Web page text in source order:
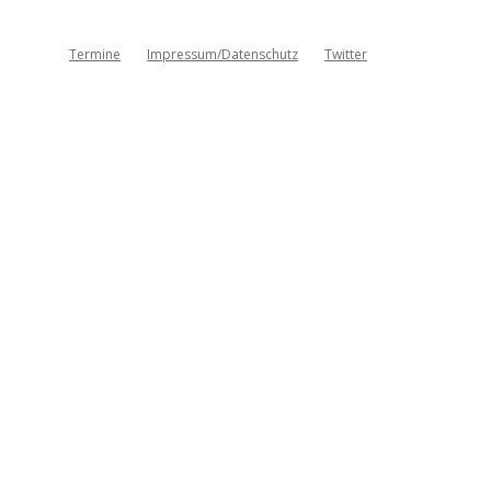
Termine Impressum/Datenschutz Twitter